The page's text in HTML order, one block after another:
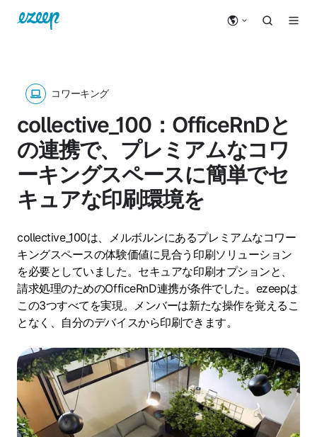
コワーキング
collective_100：OfficeRnDと
の連携で、プレミアムなコワ
ーキングスペースに簡単でセ
キュアな印刷環境を
collective_100は、メルボルンにあるプレミアムなコワー
キングスペースの体験価値に見合う印刷ソリューション
を必要としていました。セキュアな印刷オプションと、
請求処理のためのOfficeRnD連携が条件でした。ezeepは
この3つすべてを実現。メンバーは新たな操作を覚えるこ
となく、自分のデバイスから印刷できます。